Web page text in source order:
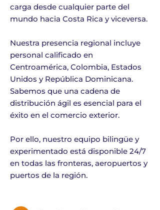
carga desde cualquier parte del
mundo hacia Costa Rica y viceversa.
Nuestra presencia regional incluye
personal calificado en
Centroamérica, Colombia, Estados
Unidos y República Dominicana.
Sabemos que una cadena de
distribución ágil es esencial para el
éxito en el comercio exterior.
Por ello, nuestro equipo bilingüe y
experimentado está disponible 24/7
en todas las fronteras, aeropuertos y
puertos de la región.